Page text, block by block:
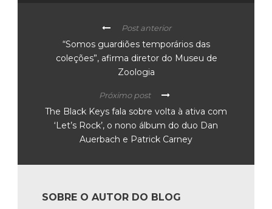
Post anterior
“Somos guardiões temporários das
coleções”, afirma diretor do Museu de
Zoologia
Próximo post
The Black Keys fala sobre volta à ativa com
‘Let’s Rock’, o nono álbum do duo Dan
Auerbach e Patrick Carney
SOBRE O AUTOR DO BLOG